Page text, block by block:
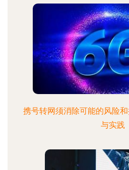
携号转网须消除可能的风险
与实践